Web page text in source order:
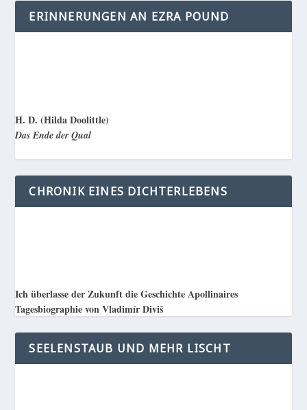
ERINNERUNGEN AN EZRA POUND
H. D. (Hilda Doolittle)
Das Ende der Qual
CHRONIK EINES DICHTERLEBENS
Ich überlasse der Zukunft die Geschichte Apollinaires
Tagesbiographie von Vladimír Diviš
SEELENSTAUB UND MEHR LISCHT